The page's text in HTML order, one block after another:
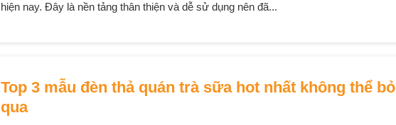
hiện nay. Đây là nền tảng thân thiện và dễ sử dụng nên đã...
Top 3 mẫu đèn thả quán trà sữa hot nhất không thể bỏ
qua